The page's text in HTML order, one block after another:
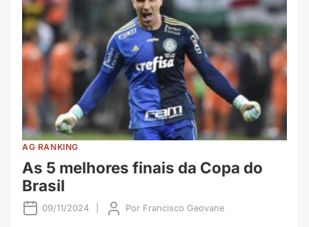
AG RANKING
As 5 melhores finais da Copa do
Brasil
09/11/2024 Por Francisco Geovane